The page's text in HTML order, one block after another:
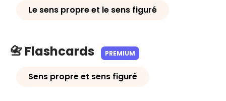
Le sens propre et le sens figuré
📇 Flashcards PREMIUM
Sens propre et sens figuré